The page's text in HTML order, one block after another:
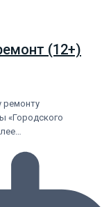
(12+)
ремонту
«Городского